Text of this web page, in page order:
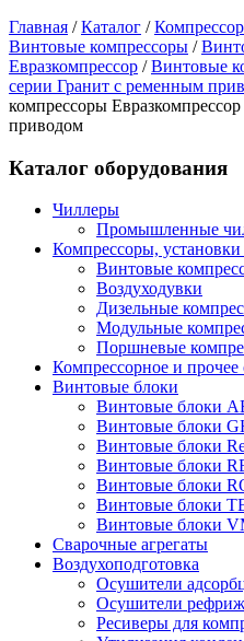
Главная /Каталог /
Винтовые компрессоры /
Евразкомпрессор /Винтовые
серии Гранит с ременным
компрессоры
приводом
Каталог оборудования
Чиллеры
Промышленные
Компрессоры,
Винтовые
Воздуходувки
Дизельные
Модульные
Поршневые
Компрессорное и
Винтовые блоки
Винтовые блоки
Винтовые блоки
Винтовые блоки
Винтовые блоки
Винтовые блоки
Винтовые блоки
Винтовые блоки
Сварочные агрегаты
Воздухоподготовка
Осушители
Осушители
Ресиверы для